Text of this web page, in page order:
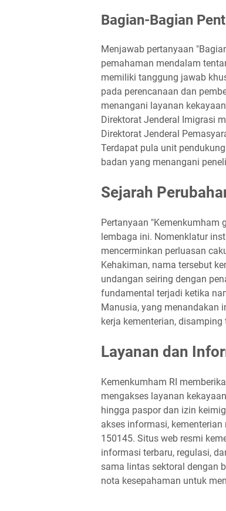
Bagian-Bagian
Menjawab pertanyaan
pemahaman mendalam
memiliki tanggung jawab
pada perencanaan dan
menangani layanan
Direktorat Jenderal Imigrasi
Direktorat Jenderal
Terdapat pula unit
badan yang menangani
Sejarah
Pertanyaan "Kemenkumham
lembaga ini. Nomenklatur
mencerminkan perluasan
Kehakiman, nama tersebut
undangan seiring dengan
fundamental terjadi ketika
Manusia, yang menandakan
kerja kementerian,
Layanan dan
Kemenkumham RI
mengakses layanan
hingga paspor dan izin
akses informasi,
150145. Situs web resmi
informasi terbaru, regulasi,
sama lintas sektoral dengan
nota kesepahaman untuk